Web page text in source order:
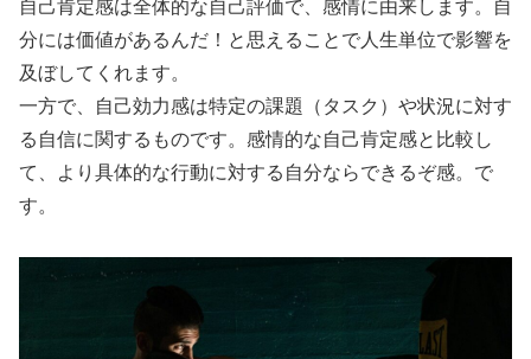
自己肯定感は全体的な自己評価で、感情に由来します。自
分には価値があるんだ！と思えることで人生単位で影響を
及ぼしてくれます。
一方で、自己効力感は特定の課題（タスク）や状況に対す
る自信に関するものです。感情的な自己肯定感と比較し
て、より具体的な行動に対する自分ならできるぞ感。で
す。